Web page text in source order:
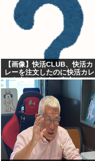
【画像】快活CLUB、快活カ
レーを注文したのに快活カレ
ーを出してしまい炎上ｗｗｗ